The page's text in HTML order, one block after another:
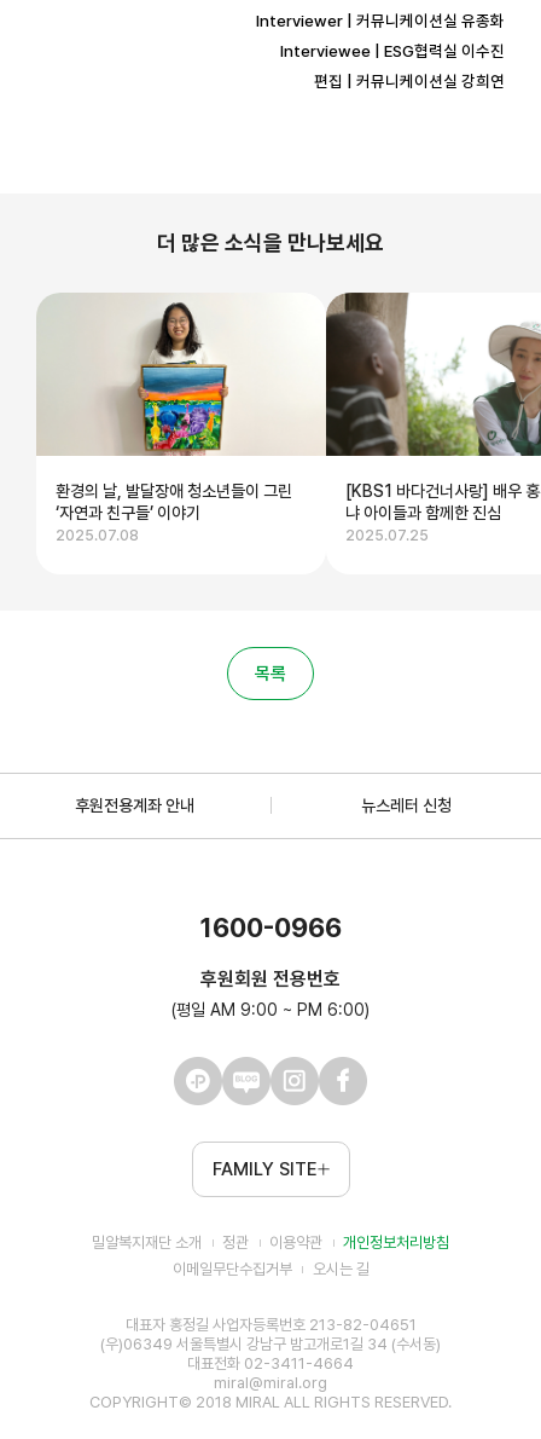
Interviewer | 커뮤니케이션실 유종화
Interviewee | ESG협력실 이수진
편집 | 커뮤니케이션실 강희연
더 많은 소식을 만나보세요
환경의 날, 발달장애 청소년들이 그린
‘자연과 친구들’ 이야기
2025.07.08
[KBS1 바다건너사랑] 배우
냐 아이들과 함께한 진심
2025.07.25
목록
후원전용계좌 안내 뉴스레터 신청
1600-0966
후원회원 전용번호
(평일 AM 9:00 ~ PM 6:00)
FAMILY SITE
밀알복지재단 소개 정관 이용약관
개인정보처리방침
이메일무단수집거부
오시는 길
대표자 홍정길 사업자등록번호 213-82-04651
(우)06349 서울특별시 강남구 밤고개로1길 34 (수서동)
대표전화 02-3411-4664
miral@miral.org
COPYRIGHT© 2018 MIRAL ALL RIGHTS RESERVED.